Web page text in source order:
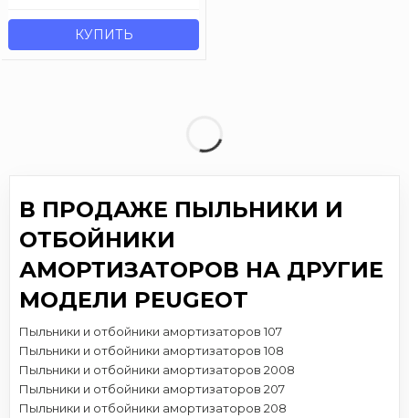
КУПИТЬ
В ПРОДАЖЕ ПЫЛЬНИКИ И
ОТБОЙНИКИ
АМОРТИЗАТОРОВ НА ДРУГИЕ
МОДЕЛИ PEUGEOT
Пыльники и отбойники амортизаторов 107
Пыльники и отбойники амортизаторов 108
Пыльники и отбойники амортизаторов 2008
Пыльники и отбойники амортизаторов 207
Пыльники и отбойники амортизаторов 208